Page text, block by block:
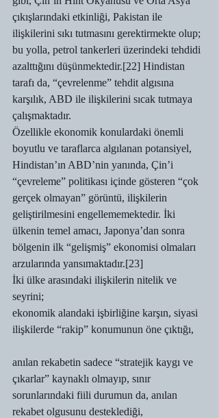
çıkışlarındaki etkinliği, Pakistan ile
ilişkilerini sıkı tutmasını gerektirmekte olup;
bu yolla, petrol tankerleri üzerindeki tehdidi
azalttığını düşünmektedir.[22] Hindistan
tarafı da, “çevrelenme” tehdit algısına
karşılık, ABD ile ilişkilerini sıcak tutmaya
çalışmaktadır.
Özellikle ekonomik konulardaki önemli
boyutlu ve taraflarca algılanan potansiyel,
Hindistan’ın ABD’nin yanında, Çin’i
“çevreleme” politikası içinde gösteren “çok
gerçek olmayan” görüntü, ilişkilerin
geliştirilmesini engellememektedir. İki
ülkenin temel amacı, Japonya’dan sonra
bölgenin ilk “gelişmiş” ekonomisi olmaları
arzularında yansımaktadır.[23]
İki ülke arasındaki ilişkilerin nitelik ve
seyrini;
ekonomik alandaki işbirliğine karşın, siyasi
ilişkilerde “rakip” konumunun öne çıktığı,
anılan rekabetin sadece “stratejik kaygı ve
çıkarlar” kaynaklı olmayıp, sınır
sorunlarındaki fiili durumun da, anılan
rekabet olgusunu desteklediği,